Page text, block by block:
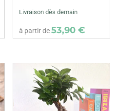
Livraison dès demain
à partir de53,90 €